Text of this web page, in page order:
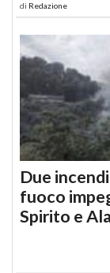
di Redazione
Due
fuoco
Spirito e